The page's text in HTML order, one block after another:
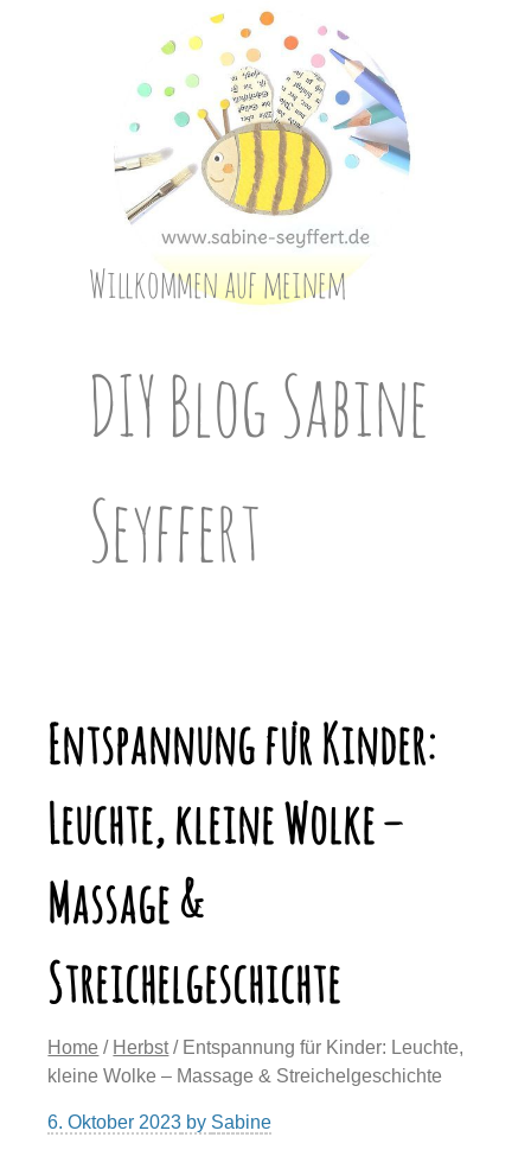
Willkommen auf meinem
DIY Blog Sabine
Seyffert
Entspannung für Kinder:
Leuchte, kleine Wolke –
Massage &
Streichelgeschichte
Home / Herbst/ Entspannung für Kinder: Leuchte,
kleine Wolke – Massage & Streichelgeschichte
6. Oktober 2023 by Sabine